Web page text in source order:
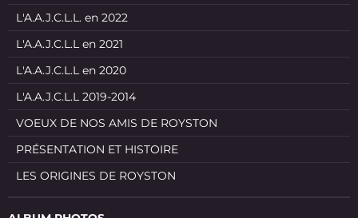
L'A.A.J.C.L.L. en 2022
L'A.A.J.C.L.L en 2021
L'A.A.J.C.L.L en 2020
L'A.A.J.C.L.L 2019-2014
VOEUX DE NOS AMIS DE ROYSTON
PRÉSENTATION ET HISTOIRE
LES ORIGINES DE ROYSTON